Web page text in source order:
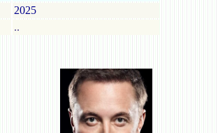
2025
..